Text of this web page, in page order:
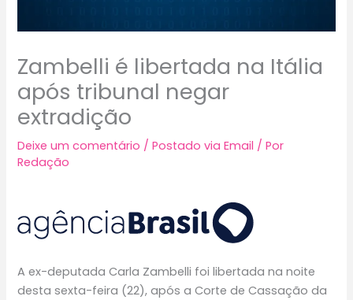
Zambelli é libertada na Itália
após tribunal negar
extradição
Deixe um comentário /Postado via Email / Por
Redação
A ex-deputada Carla Zambelli foi libertada na noite
desta sexta-feira (22), após a Corte de Cassação da